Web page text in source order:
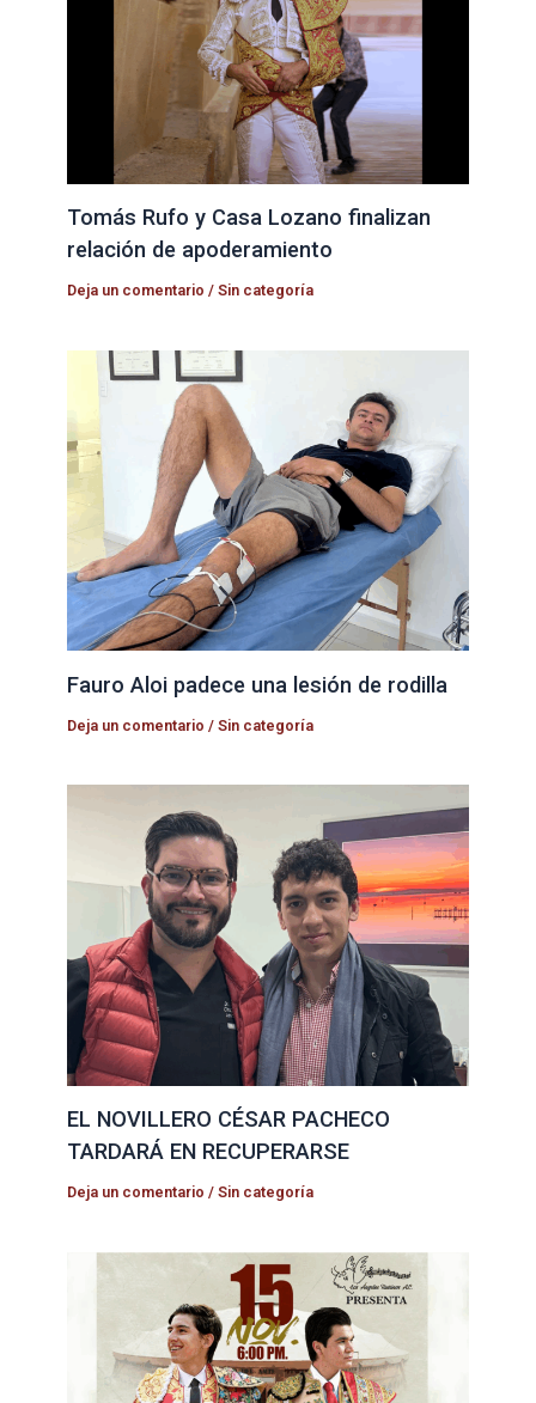
Tomás Rufo y Casa Lozano finalizan
relación de apoderamiento
Deja un comentario /Sin categoría
Fauro Aloi padece una lesión de rodilla
Deja un comentario /Sin categoría
EL NOVILLERO CÉSAR PACHECO
TARDARÁ EN RECUPERARSE
Deja un comentario /Sin categoría